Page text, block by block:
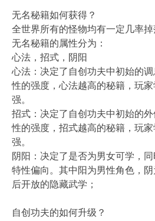
无名秘籍如何获得？
全世界所有的怪物均有一定几率掉
无名秘籍的属性分为：
心法，招式，阴阳
心法：决定了自创功夫中初始的
性的强度，心法越高的秘籍，玩
强。
招式：决定了自创功夫中初始的
性的强度，招式越高的秘籍，玩
强。
阴阳：决定了是否为男女可学，
特性偏向。其中阳为男性角色，
后开放的隐藏武学；
自创功夫的如何升级？